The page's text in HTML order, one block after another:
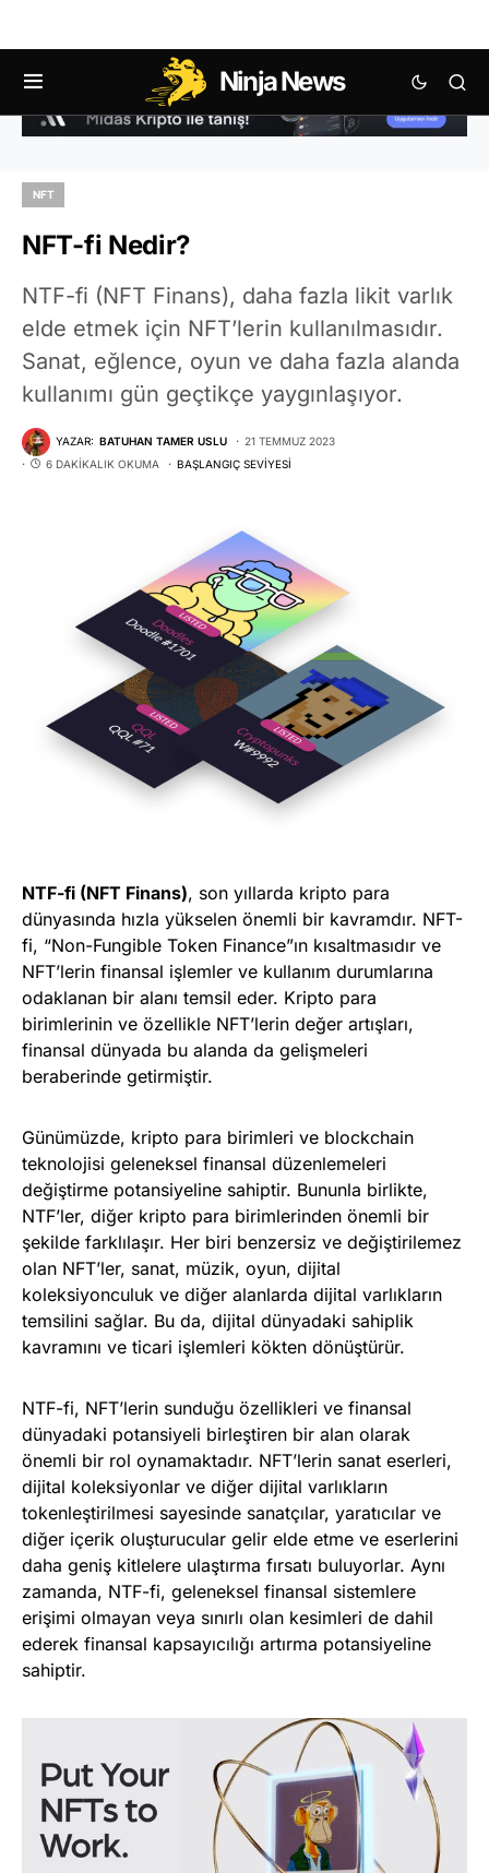
Ninja News
NFT
NFT-fi Nedir?
NTF-fi (NFT Finans), daha fazla likit varlık
elde etmek için NFT’lerin kullanılmasıdır.
Sanat, eğlence, oyun ve daha fazla alanda
kullanımı gün geçtikçe yaygınlaşıyor.
YAZAR: BATUHAN TAMER USLU
21 TEMMUZ 2023
6 DAKIKALIK OKUMA
BAŞLANGIÇ SEVIYESI
NTF-fi (NFT Finans), son yıllarda kripto para
dünyasında hızla yükselen önemli bir kavramdır. NFT-
fi, “Non-Fungible Token Finance”ın kısaltmasıdır ve
NFT’lerin finansal işlemler ve kullanım durumlarına
odaklanan bir alanı temsil eder. Kripto para
birimlerinin ve özellikle NFT’lerin değer artışları,
finansal dünyada bu alanda da gelişmeleri
beraberinde getirmiştir.
Günümüzde, kripto para birimleri ve blockchain
teknolojisi geleneksel finansal düzenlemeleri
değiştirme potansiyeline sahiptir. Bununla birlikte,
NTF’ler, diğer kripto para birimlerinden önemli bir
şekilde farklılaşır. Her biri benzersiz ve değiştirilemez
olan NFT’ler, sanat, müzik, oyun, dijital
koleksiyonculuk ve diğer alanlarda dijital varlıkların
temsilini sağlar. Bu da, dijital dünyadaki sahiplik
kavramını ve ticari işlemleri kökten dönüştürür.
NTF-fi, NFT’lerin sunduğu özellikleri ve finansal
dünyadaki potansiyeli birleştiren bir alan olarak
önemli bir rol oynamaktadır. NFT’lerin sanat eserleri,
dijital koleksiyonlar ve diğer dijital varlıkların
tokenleştirilmesi sayesinde sanatçılar, yaratıcılar ve
diğer içerik oluşturucular gelir elde etme ve eserlerini
daha geniş kitlelere ulaştırma fırsatı buluyorlar. Aynı
zamanda, NTF-fi, geleneksel finansal sistemlere
erişimi olmayan veya sınırlı olan kesimleri de dahil
ederek finansal kapsayıcılığı artırma potansiyeline
sahiptir.